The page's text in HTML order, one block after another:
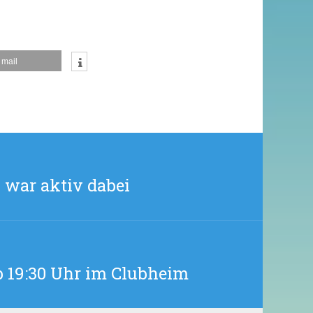
mail
war aktiv dabei
Uhr im Clubheim